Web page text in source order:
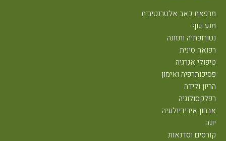
מרפאת כאב אלטרנטיבית
מגע וגוף
נטורופתיה ותזונה
רפואה סינית
טיפולי אנרגיה
פסיכותרפיה ואימון
הריון ולידה
רפלקסולוגיה
אבחון אירידיולוגיה
יוגה
קורסים וסדנאות